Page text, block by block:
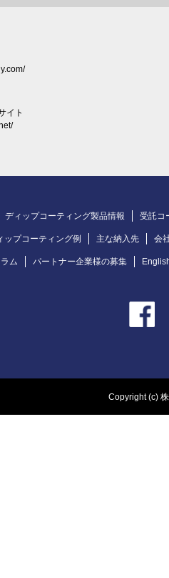
イト
ディップコーティング製品情報 受託コ
ップコーティング例 主な納入先 会
ム パートナー企業様の募集
Copyright (c)